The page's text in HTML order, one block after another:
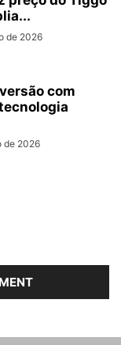
de 2026
com
de 2026